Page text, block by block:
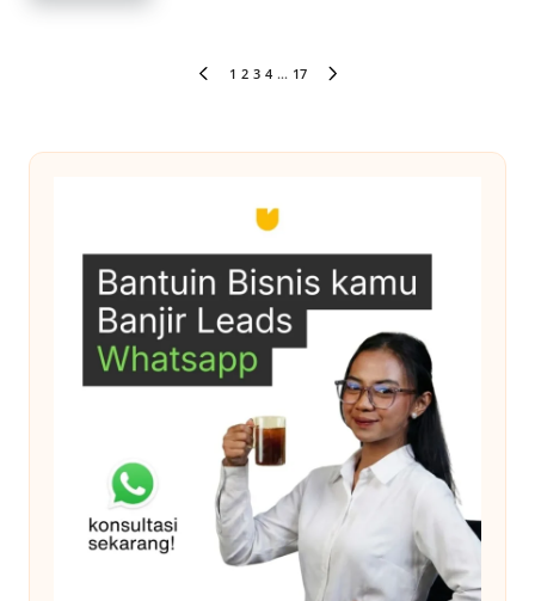
PREVIOUS
1 2 3 4 … 17